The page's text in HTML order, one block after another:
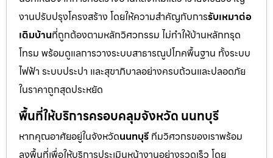
งานปรับปรุงโครงสร้าง โดยให้ความสำคัญกับการรับเหมาต่อ
เติมบ้านที่ถูกต้องตามหลักวิศวกรรม ไม่ทำให้บ้านหลักทรุด
โทรม พร้อมดูแลการวางระบบสาธารณูปโภคพื้นฐาน ทั้งระบบ
ไฟฟ้า ระบบประปา และสุขาภิบาลอย่างครบถ้วนและปลอดภัย
ในราคาถูกสุดประหยัด
พื้นที่ให้บริการครอบคลุมจังหวัด นนทบุรี
หากคุณอาศัยอยู่ในจังหวัดนนทบุรี ทีมวิศวกรของเราพร้อม
ลงพื้นที่เพื่อให้บริการประเมินหน้างานอย่างรวดเร็ว โดย